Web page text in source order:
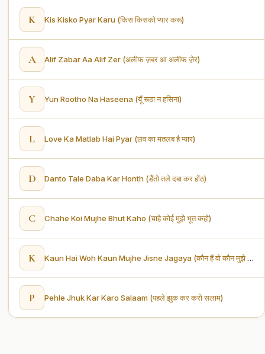
K Kis Kisko Pyar Karu (किस किसको प्यार करू)
A Alif Zabar Aa Alif Zer (अलीफ ज़बर आ अलीफ ज़ेर)
Y Yun Rootho Na Haseena (यूँ रूठा न हसिना)
L Love Ka Matlab Hai Pyar (लव का मतलब है प्यार)
D Danto Tale Daba Kar Honth (डैंतो तले दबा कर होंठ)
C Chahe Koi Mujhe Bhut Kaho (चाहे कोई मुझे भूत कहो)
K Kaun Hai Woh Kaun Mujhe Jisne Jagaya (कौन हैं वो कौन मुझे जिसने जगाया)
P Pehle Jhuk Kar Karo Salaam (पहले झुक कर करो सलाम)